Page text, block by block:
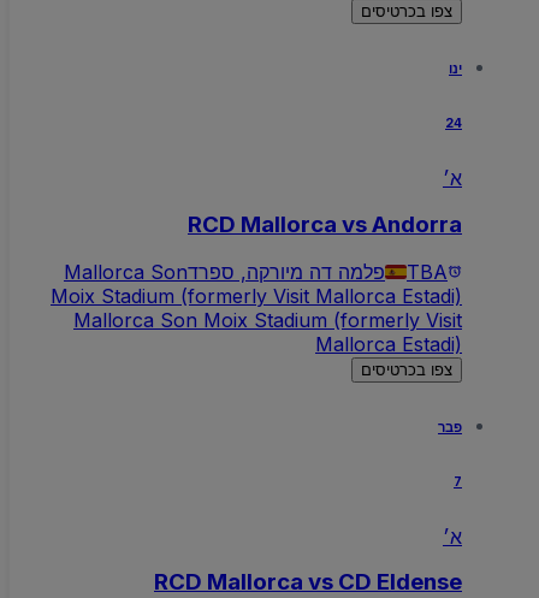
צפו בכרטיסים
24
א׳
RCD Mallorca vs Andorra
TBA פלמה דה מיורקה, ספרדMallorca Son
Moix Stadium (formerly Visit Mallorca Estadi)
Mallorca Son Moix Stadium (formerly Visit
Mallorca Estadi)
צפו בכרטיסים
פבר
א׳
RCD Mallorca vs CD Eldense